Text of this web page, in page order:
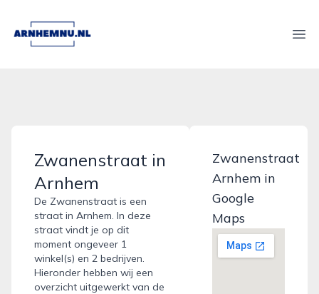
arnhemnu.nl
Zwanenstraat in
Arnhem
De Zwanenstraat is een
straat in Arnhem. In deze
straat vindt je op dit
moment ongeveer 1
winkel(s) en 2 bedrijven.
Hieronder hebben wij een
overzicht uitgewerkt van de
Zwanenstraat
Arnhem in
Google
Maps